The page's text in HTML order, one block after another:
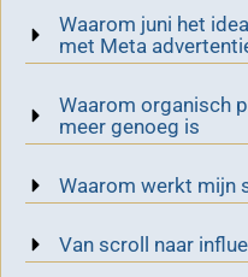
Waarom juni het
met Meta
Waarom organisch
meer genoeg is
Waarom werkt mijn
Van scroll naar